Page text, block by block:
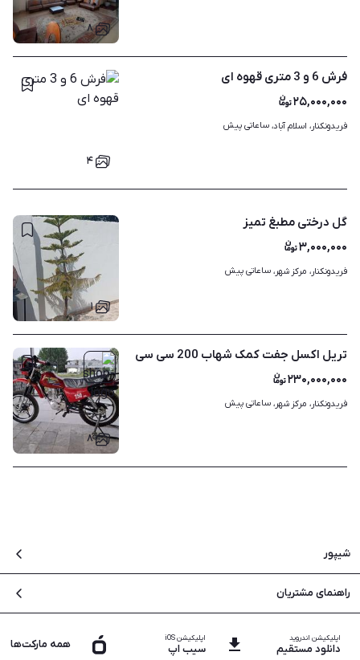
۸
۴
فرش 6 و 3 متری قهوه ای
۲۵,۰۰۰,۰۰۰
فریدونکنار، اسلام آباد، ساعاتی پیش
۱
گل درختی مطبغ تمیز
۳,۰۰۰,۰۰۰
فریدونکنار، مرکز شهر، ساعاتی پیش
۸
تریل اکسل جفت کمک شهاب 200 سی سی
۲۳۰,۰۰۰,۰۰۰
فریدونکنار، مرکز شهر، ساعاتی پیش
شیپور
فرصت های شغلی
راهنمای مشتریان
تماس با پشتیبانی
اپلیکیشن اندروید
دانلود مستقیم
اپلیکیشن iOS
سیب اپ همه مارکت‌ها